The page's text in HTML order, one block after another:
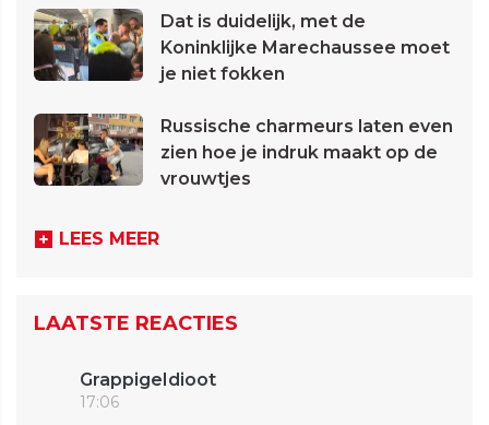
Dat is duidelijk, met de
Koninklijke Marechaussee moet
je niet fokken
Russische charmeurs laten even
zien hoe je indruk maakt op de
vrouwtjes
LEES MEER
LAATSTE REACTIES
GrappigeIdioot
17:06